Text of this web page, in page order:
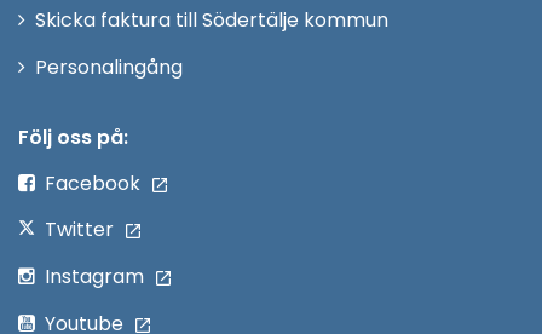
Skicka faktura till Södertälje kommun
PersonalingångÖppna
Följ oss på:
Facebook
Twitter
Instagram
Youtube